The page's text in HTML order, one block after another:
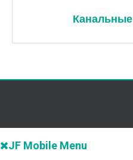
Канальные
JF Mobile Menu